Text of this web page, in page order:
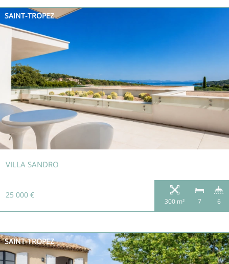
SAINT-TROPEZ
VILLA SANDRO
25 000 €
300 m² 7 6
SAINT-TROPEZ